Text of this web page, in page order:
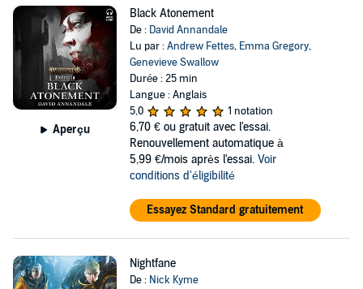
Aperçu
Black Atonement
De : David Annandale
Lu par :Andrew Fettes, Emma Gregory,
Genevieve Swallow
Durée : 25 min
Langue : Anglais
5,0
1 notation
6,70 € ou gratuit avec l'essai.
Renouvellement automatique à
5,99 €/mois après l'essai. Voir
conditions d'éligibilité
Essayez Standard gratuitement
Nightfane
De : Nick Kyme